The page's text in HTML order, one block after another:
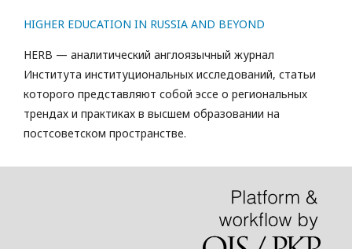
HIGHER EDUCATION IN RUSSIA AND BEYOND
HERB — аналитический англоязычный журнал
Института институциональных исследований, статьи
которого представляют собой эссе о региональных
трендах и практиках в высшем образовании на
постсоветском пространстве.